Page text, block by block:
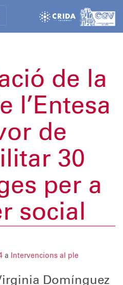
de la
l’Entesa
de
30
per a
social
a Intervencions al ple
Domínguez